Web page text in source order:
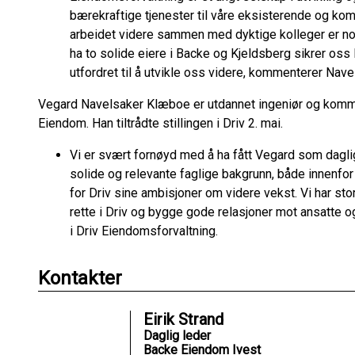
bærekraftige tjenester til våre eksisterende og
arbeidet videre sammen med dyktige kolleger er
ha to solide eiere i Backe og Kjeldsberg sikrer
utfordret til å utvikle oss videre, kommenterer
Vegard Navelsaker Klæboe er utdannet ingeniør og
Eiendom. Han tiltrådte stillingen i Driv 2. mai.
Vi er svært fornøyd med å ha fått Vegard som
solide og relevante faglige bakgrunn, både
for Driv sine ambisjoner om videre vekst. Vi har
rette i Driv og bygge gode relasjoner mot ansatte
i Driv Eiendomsforvaltning.
Kontakter
Eirik Strand
Daglig leder
Backe Eiendom Ivest